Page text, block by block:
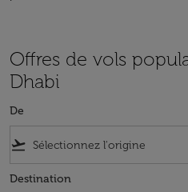
Offres de vols
Dhabi
De
flight_takeoff
Destination